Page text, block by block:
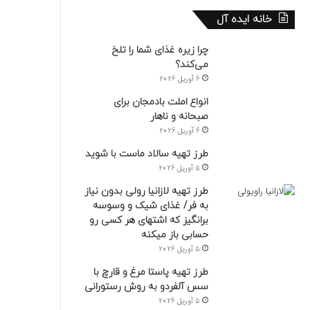
خانه ایده آل
چرا زیره غذای شما را تلخ
می‌کند؟
6 آوریل 2026
انواع املت بادمجان برای
صبحانه و ناهار
6 آوریل 2026
طرز تهیه سالاد ماست با شوید
5 آوریل 2026
طرز تهیه لازانیا رولی بدون نیاز
به فر/ غذای شیک و وسوسه
برانگیز که اشتهای هر کسی رو
حسابی باز میکنه
5 آوریل 2026
طرز تهیه پاستا مرغ و قارچ با
سس آلفردو به روش رستورانی
5 آوریل 2026